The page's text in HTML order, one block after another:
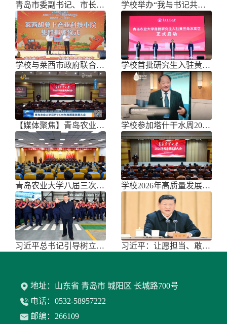
青岛市委副书记、市长任刚来校调研 学校举办“我与书记共话成长”师生面
学校与莱西市政府联合举办青岛市胡萝 学校首批研究生入驻黄三角农高区
【媒体聚焦】青岛农业大学召开202 学校参加塔什干水周2026国际论坛
青岛农业大学八届三次双代会胜利召开 学校2026年高质量发展大会召开
习近平总书记引导树立和践行正确政绩 习近平：让愿担当、敢担当、善担当蔚
地址：山东省 青岛市 城阳区 长城路700号
电话：0532-58957222
邮编：266109